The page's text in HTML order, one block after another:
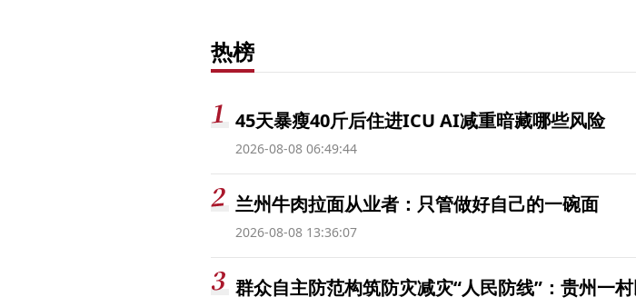
热榜
45天暴瘦40斤后住进ICU AI减重暗藏哪些风险
2026-08-08 06:49:44
兰州牛肉拉面从业者：只管做好自己的一碗面
2026-08-08 13:36:07
群众自主防范构筑防灾减灾“人民防线”：贵州一